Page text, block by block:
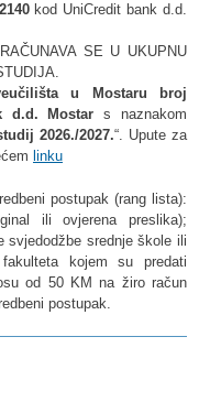
kod UniCredit bank d.d.
SE U UKUPNU
u Mostaru broj
d.d. Mostars naznakom
2026./2027.“. Upute za
linku
postupak (rang lista):
ili ovjerena preslika);
svjedodžbe srednje škole ili
kojem su predati
od 50 KM na žiro račun
postupak.